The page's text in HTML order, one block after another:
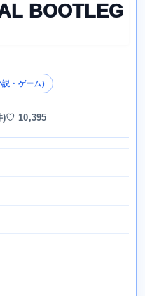
BOOTLEG
説・ゲーム)
)♡ 10,395